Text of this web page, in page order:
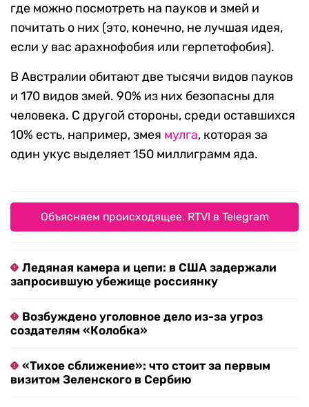
где можно посмотреть на пауков и змей и
почитать о них (это, конечно, не лучшая идея,
если у вас арахнофобия или герпетофобия).
В Австралии обитают две тысячи видов пауков
и 170 видов змей. 90% из них безопасны для
человека. C другой стороны, среди оставшихся
10% есть, например, змея мулга, которая за
один укус выделяет 150 миллиграмм яда.
Объясняем происходящее. RTVI в Telegram
Ледяная камера и цепи: в США задержали
запросившую убежище россиянку
Возбуждено уголовное дело из-за угроз
создателям «Колобка»
«Тихое сближение»: что стоит за первым
визитом Зеленского в Сербию